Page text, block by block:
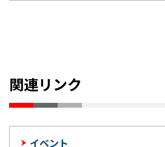
関連リンク
イベント